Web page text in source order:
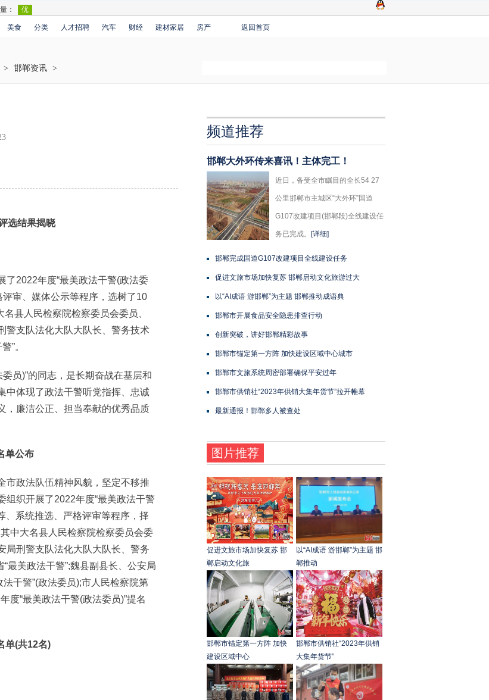
美食 分类 人才招聘 汽车 财经 建材家居 房产 返回首页
> 邯郸资讯 >
选结果揭晓
2022年度“最美政法干警(政法委
审、媒体公示等程序，选树了10
名县人民检察院检察委员会委员、
警支队法化大队大队长、警务技术
”。
员)”的同志，是长期奋战在基层和
中体现了政法干警听党指挥、忠诚
，廉洁公正、担当奉献的优秀品质
单公布
政法队伍精神风貌，坚定不移推
织开展了2022年度“最美政法干警
、系统推选、严格评审等程序，择
中大名县人民检察院检察委员会委
局刑警支队法化大队大队长、警务
最美政法干警”;魏县副县长、公安局
干警”(政法委员);市人民检察院第
度“最美政法干警(政法委员)”提名
单(共12名)
频道推荐
邯郸大外环传来喜讯！主体完工！
近日，备受全市瞩目的全长54 27
公里邯郸市主城区“大外环”国道
G107改建项目(邯郸段)全线建设任
务已完成。 [详细]
邯郸完成国道G107改建项目全线建设任务
促进文旅市场加快复苏 邯郸启动文化旅游过大
以“AI成语 游邯郸”为主题 邯郸推动成语典
邯郸市开展食品安全隐患排查行动
创新突破，讲好邯郸精彩故事
邯郸市锚定第一方阵 加快建设区域中心城市
邯郸市文旅系统周密部署确保平安过年
邯郸市供销社“2023年供销大集年货节”拉开帷幕
最新通报！邯郸多人被查处
图片推荐
促进文旅市场加快复苏 邯
郸启动文化旅
以“AI成语 游邯郸”为主题 邯
郸推动
邯郸市锚定第一方阵 加快
建设区域中心
邯郸市供销社“2023年供销
大集年货节”